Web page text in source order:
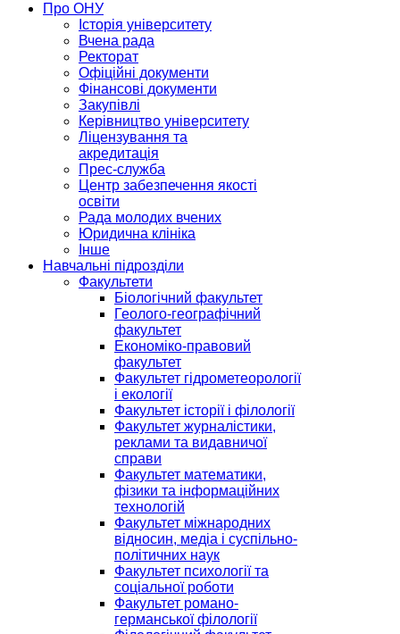
Про ОНУ
Історія університету
Вчена рада
Ректорат
Офіційні документи
Фінансові документи
Закупівлі
Керівництво університету
Ліцензування та
акредитація
Прес-служба
Центр забезпечення якості
освіти
Рада молодих вчених
Юридична клініка
Інше
Навчальні підрозділи
Факультети
Біологічний факультет
Геолого-географічний
факультет
Економіко-правовий
факультет
Факультет гідрометеорології
і екології
Факультет історії і філології
Факультет журналістики,
реклами та видавничої
справи
Факультет математики,
фізики та інформаційних
технологій
Факультет міжнародних
відносин, медіа і суспільно-
політичних наук
Факультет психології та
соціальної роботи
Факультет романо-
германської філології